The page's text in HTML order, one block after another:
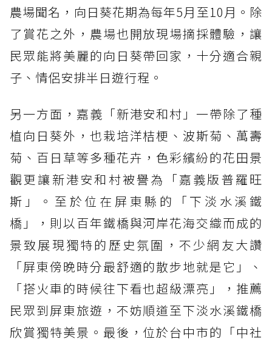
農場聞名，向日葵花期為每年5月至10月。除
了賞花之外，農場也開放現場摘採體驗，讓
民眾能將美麗的向日葵帶回家，十分適合親
子、情侶安排半日遊行程。
另一方面，嘉義「新港安和村」一帶除了種
植向日葵外，也栽培洋桔梗、波斯菊、萬壽
菊、百日草等多種花卉，色彩繽紛的花田景
觀更讓新港安和村被譽為「嘉義版普羅旺
斯」。至於位在屏東縣的「下淡水溪鐵
橋」，則以百年鐵橋與河岸花海交織而成的
景致展現獨特的歷史氛圍，不少網友大讚
「屏東傍晚時分最舒適的散步地就是它」、
「搭火車的時候往下看也超級漂亮」，推薦
民眾到屏東旅遊，不妨順道至下淡水溪鐵橋
欣賞獨特美景。最後，位於台中市的「中社